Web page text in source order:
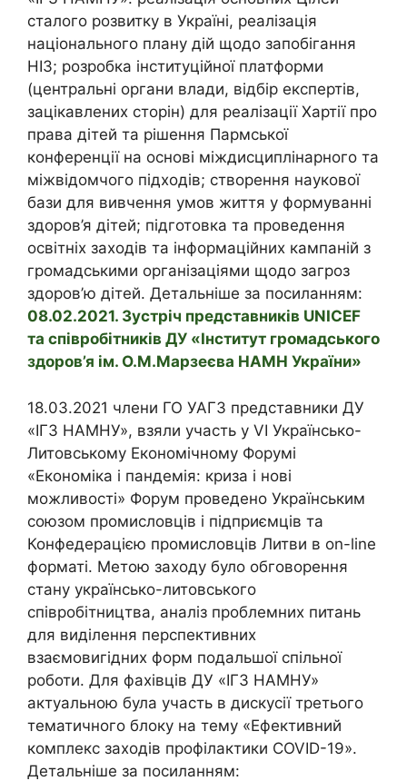
сталого розвитку в Україні, реалізація
національного плану дій щодо запобігання
НІЗ; розробка інституційної платформи
(центральні органи влади, відбір експертів,
зацікавлених сторін) для реалізації Хартії про
права дітей та рішення Пармської
конференції на основі міждисциплінарного та
міжвідомчого підходів; створення наукової
бази для вивчення умов життя у формуванні
здоров’я дітей; підготовка та проведення
освітніх заходів та інформаційних кампаній з
громадськими організаціями щодо загроз
здоров’ю дітей. Детальніше за посиланням:
08.02.2021. Зустріч представників UNICEF
та співробітників ДУ «Інститут громадського
здоров’я ім. О.М.Марзеєва НАМН України»
18.03.2021 члени ГО УАГЗ представники ДУ
«ІГЗ НАМНУ», взяли участь у VІ Українсько-
Литовському Економічному Форумі
«Економіка і пандемія: криза і нові
можливості» Форум проведено Українським
союзом промисловців і підприємців та
Конфедерацією промисловців Литви в on-line
форматі. Метою заходу було обговорення
стану українсько-литовського
співробітництва, аналіз проблемних питань
для виділення перспективних
взаємовигідних форм подальшої спільної
роботи. Для фахівців ДУ «ІГЗ НАМНУ»
актуальною була участь в дискусії третього
тематичного блоку на тему «Ефективний
комплекс заходів профілактики COVID-19».
Детальніше за посиланням: